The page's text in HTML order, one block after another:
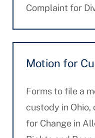
Complaint for
Motion for
Forms to file a
custody in
for Change in